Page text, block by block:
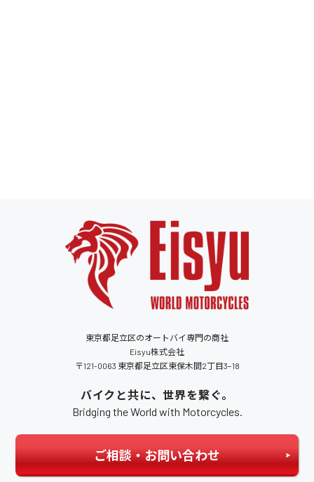
東京都足立区のオートバイ専門の商社
Eisyu株式会社
〒121-0063 東京都足立区東保木間2丁目3−18
バイクと共に、世界を繋ぐ。
Bridging the World with Motorcycles.
ご相談・お問い合わせ